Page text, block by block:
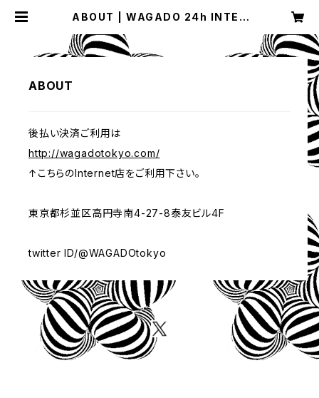
ABOUT | WAGADO 24h INTER
ABOUT
後払い決済ご利用は
http://wagadotokyo.com/
↑こちらのInternet店をご利用下さい。
東京都杉並区高円寺南4-27-8泰友ビル4F
twitter ID/@WAGADOtokyo